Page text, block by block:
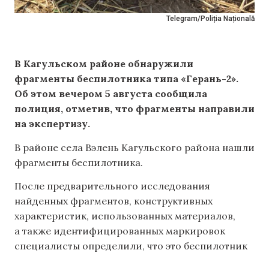
Telegram/Poliția Națională
В Кагульском районе обнаружили
фрагменты беспилотника типа «Герань-2».
Об этом вечером 5 августа сообщила
полиция, отметив, что фрагменты направили
на экспертизу.
В районе села Вэлень Кагульского района нашли
фрагменты беспилотника.
После предварительного исследования
найденных фрагментов, конструктивных
характеристик, использованных материалов,
а также идентифицированных маркировок
специалисты определили, что это беспилотник